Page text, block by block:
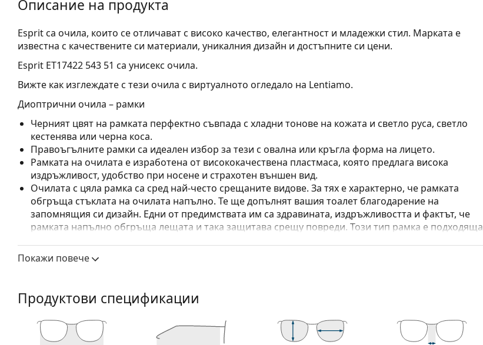
Описание на продукта
Esprit са очила, които се отличават с високо качество, елегантност и младежки стил. Марката е
известна с качествените си материали, уникалния дизайн и достъпните си цени.
Esprit ET17422 543 51 са унисекс очила.
Вижте как изглеждате с тези очила с виртуалното огледало на Lentiamo.
Диоптрични очила – рамки
Черният цвят на рамката перфектно съвпада с хладни тонове на кожата и светло руса, светло
кестенява или черна коса.
Правоъгълните рамки са идеален избор за тези с овална или кръгла форма на лицето.
Рамката на очилата е изработена от висококачествена пластмаса, която предлага висока
издръжливост, удобство при носене и страхотен външен вид.
Очилата с цяла рамка са сред най-често срещаните видове. За тях е характерно, че рамката
обгръща стъклата на очилата напълно. Те ще допълнят вашия тоалет благодарение на
запомнящия си дизайн. Едни от предимствата им са здравината, издръжливостта и фактът, че
рамката напълно обгръща лещата и така защитава срещу повреди. Този тип рамка е подходяща
Аксесоари
или торбичката и дизайнът могат да варират.
Кърпичката за почистване, доставяна с очилата, е идеална за почистване и грижа за тях. Някои
модели могат да бъдат доставяни с торбичка от плат вместо с кърпа.
Разгледайте пълната ни гамаочила
, за да намерите повече модели или разгледайте нашето
Покажи повече
Продуктови спецификации